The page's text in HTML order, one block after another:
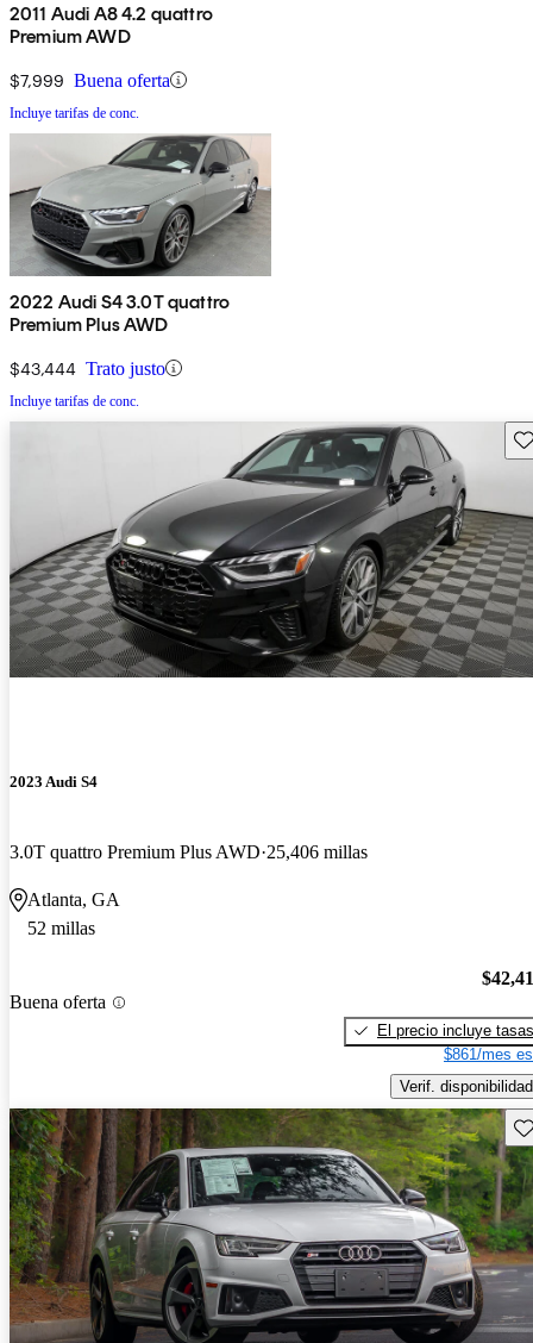
2011 Audi A8 4.2 quattro
Premium AWD
$7,999 Buena oferta
Incluye tarifas de conc.
2022 Audi S4 3.0T quattro
Premium Plus AWD
$43,444 Trato justo
Incluye tarifas de conc.
2023 Audi S4
3.0T quattro Premium Plus AWD 25,406 millas
Atlanta, GA
52 millas
Buena oferta
El precio incluye tasas
$861/mes
Verif. disponibilidad